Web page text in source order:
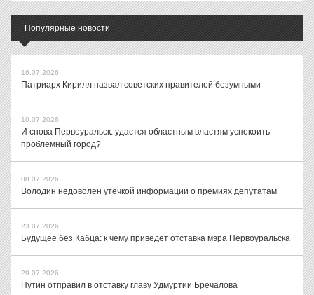
Популярные новости
16.07.2026
Патриарх Кирилл назвал советских правителей безумными
10.07.2026
И снова Первоуральск: удастся областным властям успокоить
проблемный город?
08.07.2026
Володин недоволен утечкой информации о премиях депутатам
23.07.2026
Будущее без Кабца: к чему приведет отставка мэра Первоуральска
29.07.2026
Путин отправил в отставку главу Удмуртии Бречалова